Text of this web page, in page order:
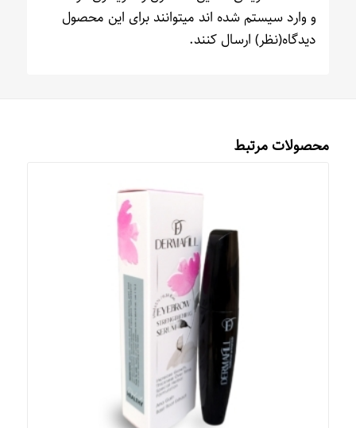
و وارد سیستم شده اند میتوانند برای این محصول
دیدگاه(نظر) ارسال کنند.
محصولات مرتبط